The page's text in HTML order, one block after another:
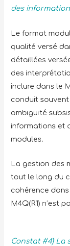
des
Le format
qualité versé
détaillées
des
inclure dans le
conduit
ambiguïté
informations et
modules.
La gestion des
tout le long du
cohérence
M4Q(R1) n’est
Constat #4) La